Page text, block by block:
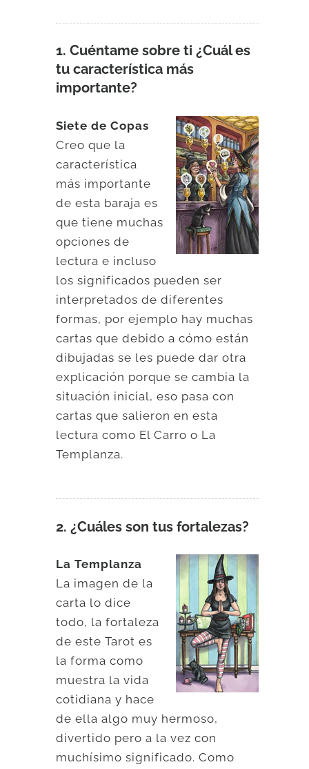
1. Cuéntame sobre ti ¿Cuál es
tu característica más
importante?
Siete de Copas
Creo que la
característica
más importante
de esta baraja es
que tiene muchas
opciones de
lectura e incluso
los significados pueden ser
interpretados de diferentes
formas, por ejemplo hay muchas
cartas que debido a cómo están
dibujadas se les puede dar otra
explicación porque se cambia la
situación inicial, eso pasa con
cartas que salieron en esta
lectura como El Carro o La
Templanza.
2. ¿Cuáles son tus fortalezas?
La Templanza
La imagen de la
carta lo dice
todo, la fortaleza
de este Tarot es
la forma como
muestra la vida
cotidiana y hace
de ella algo muy hermoso,
divertido pero a la vez con
muchísimo significado. Como